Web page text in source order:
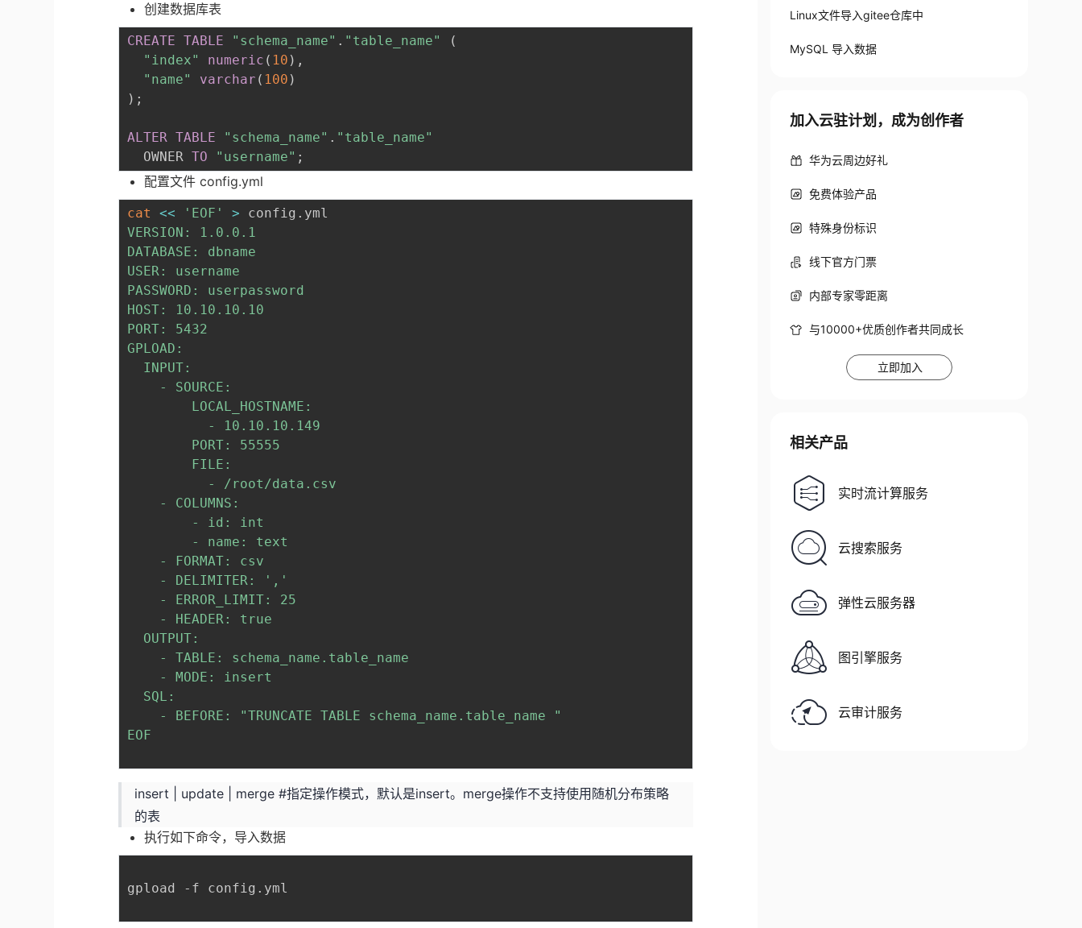
创建数据库表
CREATE TABLE "schema_name" . "table_name"
(
"index"
numeric ( 10 ) ,
"name"
varchar ( 100 )
) ;
ALTER TABLE "schema_name" . "table_name"
  OWNER
TO "username" ;
配置文件 config.yml
cat << 'EOF' > config.yml
VERSION: 1.0.0.1
DATABASE: dbname
USER: username
PASSWORD: userpassword
HOST: 10.10.10.10
PORT: 5432
GPLOAD:
  INPUT:
    - SOURCE:
        LOCAL_HOSTNAME:
          - 10.10.10.149
        PORT: 55555
        FILE:
          - /root/data.csv
    - COLUMNS:
        - id: int
        - name: text
    - FORMAT: csv
    - DELIMITER: ','
    - ERROR_LIMIT: 25
    - HEADER: true
  OUTPUT:
    - TABLE: schema_name.table_name
    - MODE: insert
  SQL:
    - BEFORE: "TRUNCATE TABLE schema_name.table_name "
EOF
insert | update | merge #指定操作模式，默认是insert。merge操作不支持使用随机分布策略
的表
执行如下命令，导入数据
gpload -f config.yml
Linux文件导入gitee仓库中
MySQL 导入数据
加入云驻计划，成为创作者
华为云周边好礼
免费体验产品
特殊身份标识
线下官方门票
内部专家零距离
与10000+优质创作者共同成长
立即加入
相关产品
实时流计算服务
云搜索服务
弹性云服务器
图引擎服务
云审计服务